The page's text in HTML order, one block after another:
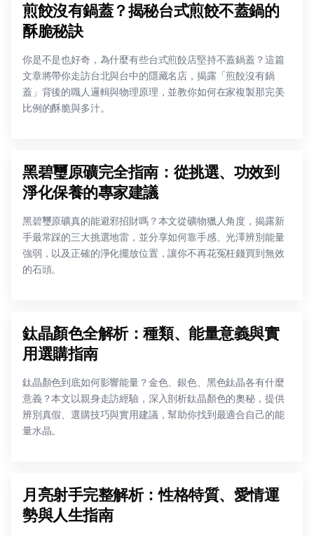
煎餃沒有鍋蓋？揭秘台式煎餃不蓋鍋的
酥脆秘訣
你是不是也好奇，為什麼有些台式煎餃店堅持不蓋鍋蓋？這篇
文章將帶你走訪台北與台中的隱藏名店，揭露「煎餃沒有鍋
蓋」背後的職人邏輯與物理原理，並教你如何在家複製那完美
比例的酥脆與多汁。
黑碧璽原礦完全指南：從挑選、功效到
淨化保養的專家建議
黑碧璽原礦真的能避邪招財嗎？本文從礦物獵人角度，揭露新
手最常踩的三大挑選地雷，並分享如何靠手感、光澤辨別能量
強弱，以及正確的淨化擺放位置，讓你不再花冤枉錢買到無效
的石頭。
鈦晶顏色全解析：種類、能量意義與實
用選購指南
鈦晶顏色到底如何影響能量？金色、銀色、黑色鈦晶各有什麼
意義？本文以親身走訪經驗，深入剖析鈦晶顏色的奧秘，提供
辨別真假、選購技巧與實用建議，幫助你找到最適合自己的能
量水晶。
月亮射手完整解析：性格特質、愛情運
勢與人生指南